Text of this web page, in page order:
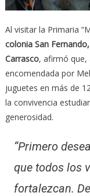
Al visitar la Primaria
colonia San
Carrasco, afirmó que,
encomendada por
juguetes en más de
la convivencia
generosidad.
“Primero
que todos los
fortalezcan.